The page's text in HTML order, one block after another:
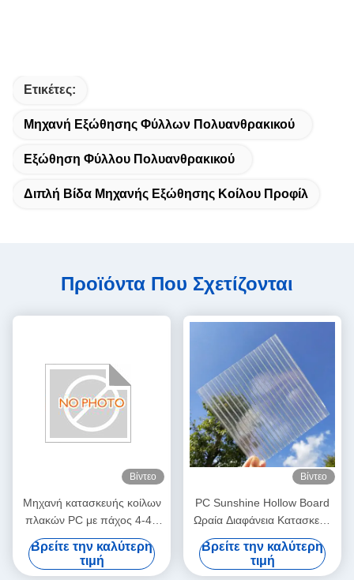
Ετικέτες:
Μηχανή Εξώθησης Φύλλων Πολυανθρακικού
Εξώθηση Φύλλου Πολυανθρακικού
Διπλή Βίδα Μηχανής Εξώθησης Κοίλου Προφίλ
Προϊόντα Που Σχετίζονται
Βίντεο
Μηχανή κατασκευής κοίλων
πλακών PC με πάχος 4-40
mm και πλάτος 1300-2100
mm για την εξωρύθμιση
φύλλων πολυανθρακούχου
Βρείτε την καλύτερη
τιμή
Βίντεο
PC Sunshine Hollow Board
Ωραία Διαφάνεια Κατασκευή
Μηχανή Μηχανή Εξώθησης
Πολυανθρακικών Φύλλων
Κοίλων Τομών
Βρείτε την καλύτερη
τιμή